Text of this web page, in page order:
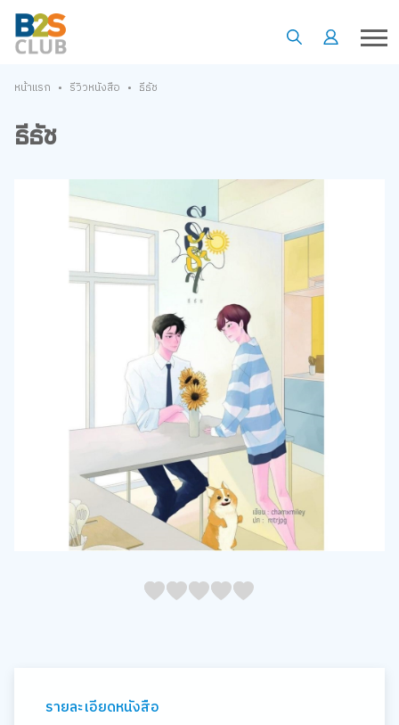
หน้าแรก • รีวิวหนังสือ • ธีธัช
ธีธัช
45
4
35
3
25
2
15
1
05
รายละเอียดหนังสือ